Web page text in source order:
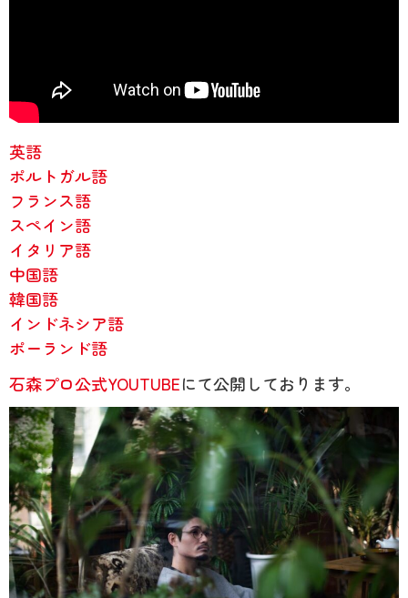
英語
ポルトガル語
フランス語
スペイン語
イタリア語
中国語
韓国語
インドネシア語
ポーランド語
石森プロ公式YOUTUBEにて公開しております。